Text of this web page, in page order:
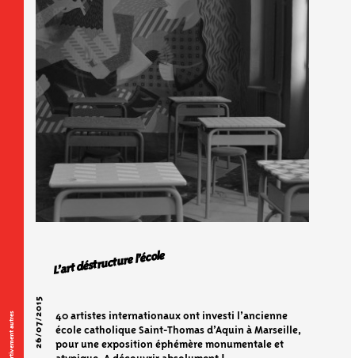
Sportivement autres
L’art déstructure l’école
26/07/2015
40 artistes internationaux ont investi l’ancienne
école catholique Saint-Thomas d’Aquin à Marseille,
pour une exposition éphémère monumentale et